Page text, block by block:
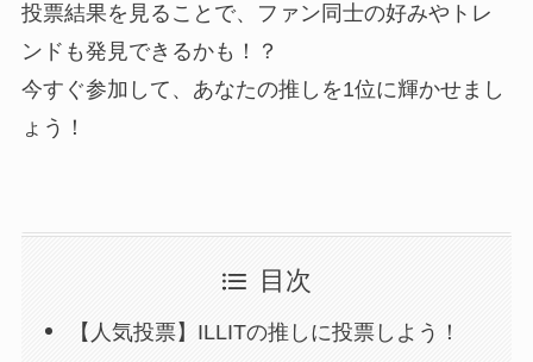
投票結果を見ることで、ファン同士の好みやトレ
ンドも発見できるかも！？
今すぐ参加して、あなたの推しを1位に輝かせまし
ょう！
目次
【人気投票】ILLITの推しに投票しよう！